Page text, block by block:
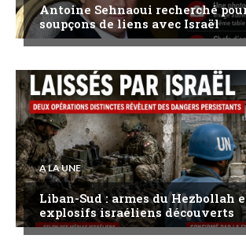
Antoine Sehnaoui recherché
soupçons de liens avec Israël
A LA UNE
Liban-Sud : armes du Hezbollah
explosifs israéliens découverts